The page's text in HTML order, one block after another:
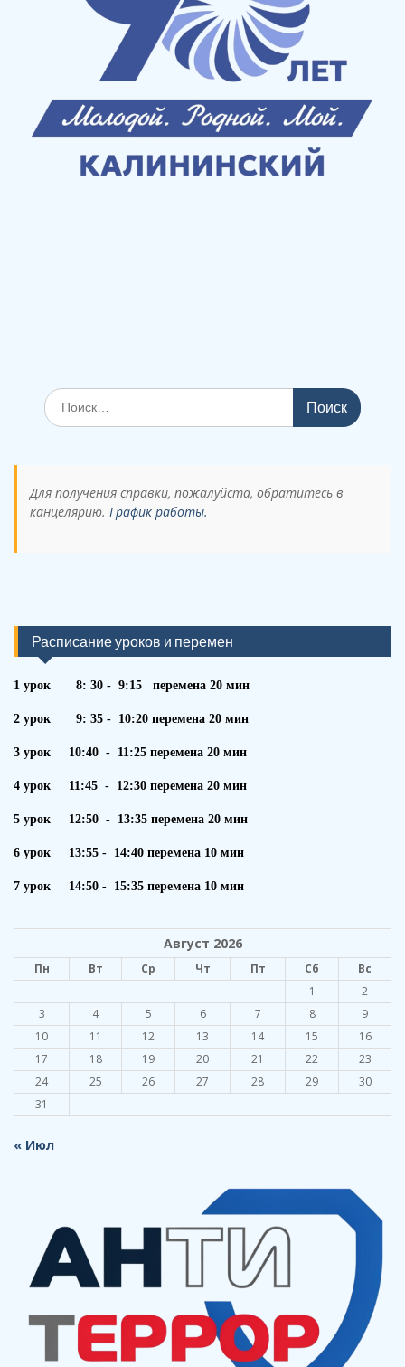
Поиск
по:
Для получения справки, пожалуйста, обратитесь в
канцелярию. График работы.
Расписание уроков и перемен
1 урок 8: 30 - 9:15 перемена 20 мин
2 урок 9: 35 - 10:20 перемена 20 мин
3 урок 10:40 - 11:25 перемена 20 мин
4 урок 11:45 - 12:30 перемена 20 мин
5 урок 12:50 - 13:35 перемена 20 мин
6 урок 13:55 - 14:40 перемена 10 мин
7 урок 14:50 - 15:35 перемена 10 мин
Август 2026
Пн Вт Ср Чт Пт Сб
Вс
1
2
3
4 5 6 7 8
9
10
11 12 13 14 15
16
17
18 19 20 21 22
23
24
25 26 27 28 29
30
31
« Июл